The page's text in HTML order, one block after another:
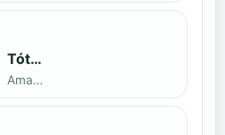
Tóth Benett
Amatőr · döntős: ifj. Benedek Zoltán